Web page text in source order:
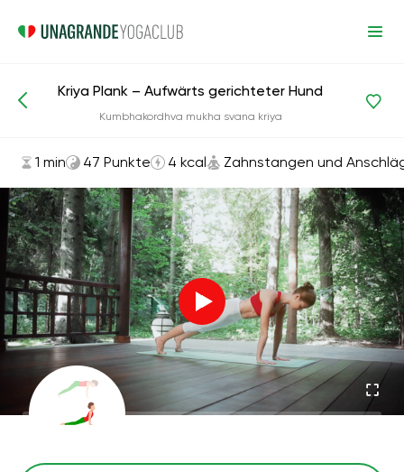
Asanas und Übungen Zahnstangen und Anschläge
Kriya Plank – Aufwärts gerichteter Hund
Kumbhakordhva mukha svana kriya
1 min 47 Punkte 4 kcal Zahnstangen und